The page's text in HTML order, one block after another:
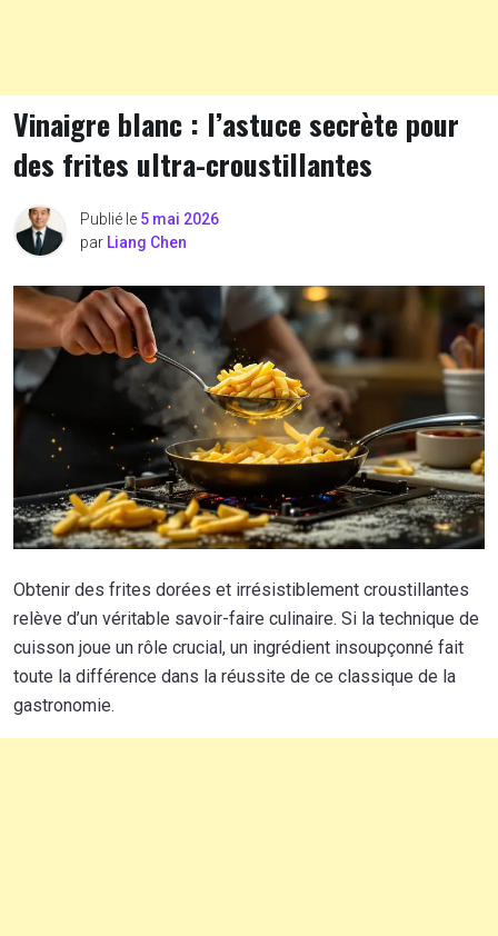
Vinaigre blanc : l’astuce secrète pour
des frites ultra-croustillantes
Publié le 5 mai 2026
par Liang Chen
Obtenir des frites dorées et irrésistiblement croustillantes
relève d’un véritable savoir-faire culinaire. Si la technique de
cuisson joue un rôle crucial, un ingrédient insoupçonné fait
toute la différence dans la réussite de ce classique de la
gastronomie.